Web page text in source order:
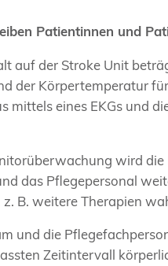
Patientinnen und
auf der Stroke Unit
der Körpertemperatur
mittels eines EKGs und
wird
das Pflegepersonal
B. weitere Therapien
und die
Zeitintervall